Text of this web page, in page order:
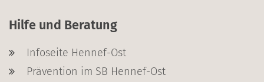
Hilfe und Beratung
Infoseite Hennef-Ost
Prävention im SB Hennef-Ost